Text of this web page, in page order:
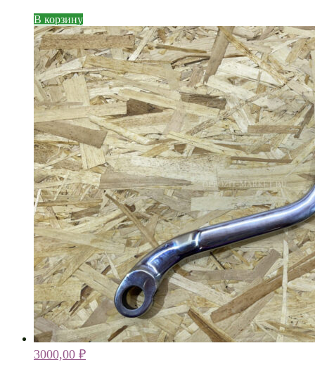
В корзину
3000,00 ₽